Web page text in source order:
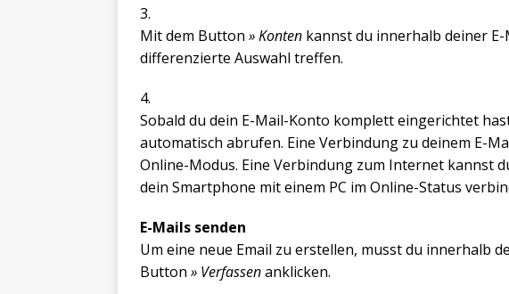
3.
Mit dem Button » Konten kannst du innerhalb deiner
differenzierte Auswahl treffen.
4.
Sobald du dein E-Mail-Konto komplett eingerichtet
automatisch abrufen. Eine Verbindung zu deinem E-
Online-Modus. Eine Verbindung zum Internet kannst
dein Smartphone mit einem PC im Online-Status
E-Mails senden
Um eine neue Email zu erstellen, musst du innerhalb
Button » Verfassenanklicken.